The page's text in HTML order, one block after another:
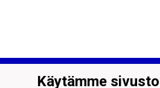
Palloilijat ry
Käytämme